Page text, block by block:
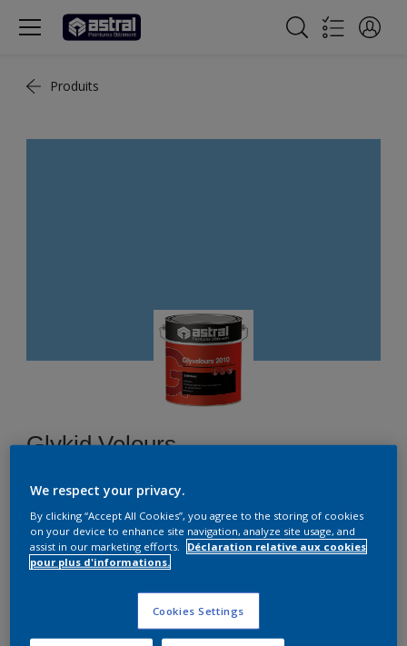
Produits
Glykid Velours
T0.30.60
Changer de couleur
Format
We respect your privacy.
By clicking “Accept All Cookies”, you agree to the storing of cookies
on your device to enhance site navigation, analyze site usage, and
assist in our marketing efforts.
Déclaration relative aux cookies
pour plus d'informations.
Cookies Settings